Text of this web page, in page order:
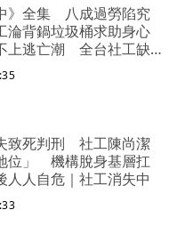
》全集 八成過勞陷究
背鍋垃圾桶求助身心
逃亡潮 全台社工缺
回捐黑幕 血汗錢遭
致死判刑 社工陳尚潔
位」 機構脫身基層扛
人人自危｜社工消失中